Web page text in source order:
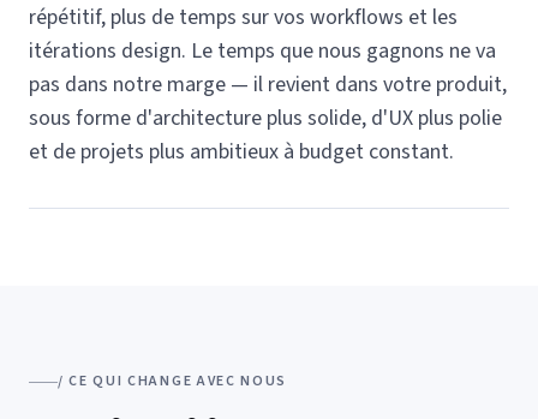
répétitif, plus de temps sur vos workflows et les
itérations design. Le temps que nous gagnons ne va
pas dans notre marge — il revient dans votre produit,
sous forme d'architecture plus solide, d'UX plus polie
et de projets plus ambitieux à budget constant.
/ CE QUI CHANGE AVEC NOUS